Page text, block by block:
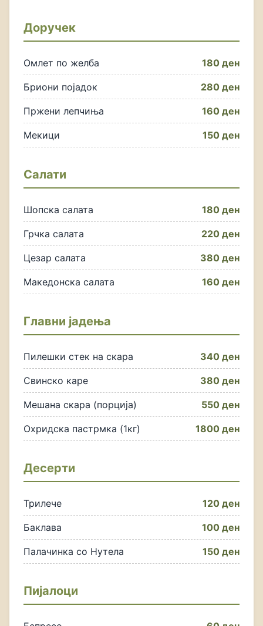
Доручек
Омлет по желба 180 ден
Бриони појадок 280 ден
Пржени лепчиња 160 ден
Мекици 150 ден
Салати
Шопска салата 180 ден
Грчка салата 220 ден
Цезар салата 380 ден
Македонска салата 160 ден
Главни јадења
Пилешки стек на скара 340 ден
Свинско каре 380 ден
Мешана скара (порција) 550 ден
Охридска пастрмка (1кг) 1800 ден
Десерти
Трилече 120 ден
Баклава 100 ден
Палачинка со Нутела 150 ден
Пијалоци